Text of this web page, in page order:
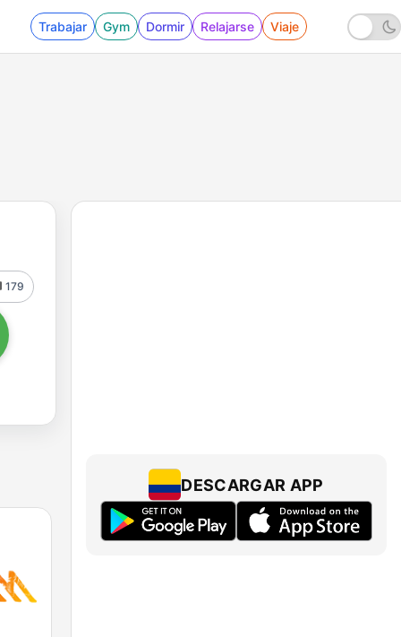
Trabajar Gym Dormir Relajarse Viaje
179
DESCARGAR APP